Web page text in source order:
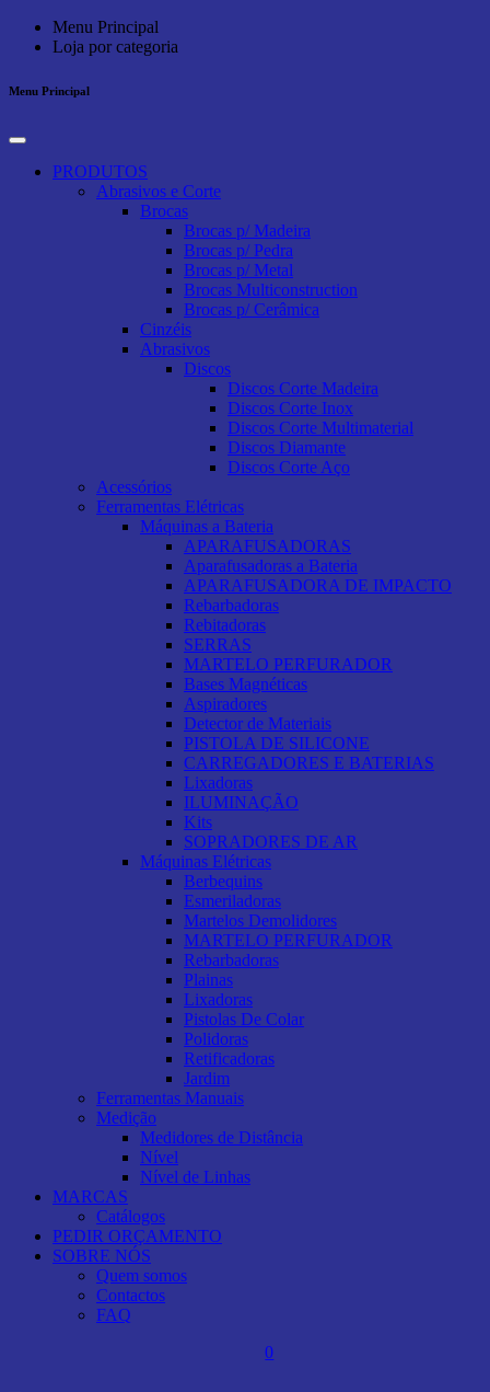
Menu Principal
Loja por categoria
Menu Principal
PRODUTOS
Abrasivos e Corte
Brocas
Brocas p/ Madeira
Brocas p/ Pedra
Brocas p/ Metal
Brocas Multiconstruction
Brocas p/ Cerâmica
Cinzéis
Abrasivos
Discos
Discos Corte Madeira
Discos Corte Inox
Discos Corte Multimaterial
Discos Diamante
Discos Corte Aço
Acessórios
Ferramentas Elétricas
Máquinas a Bateria
APARAFUSADORAS
Aparafusadoras a Bateria
APARAFUSADORA DE IMPACTO
Rebarbadoras
Rebitadoras
SERRAS
MARTELO PERFURADOR
Bases Magnéticas
Aspiradores
Detector de Materiais
PISTOLA DE SILICONE
CARREGADORES E BATERIAS
Lixadoras
ILUMINAÇÃO
Kits
SOPRADORES DE AR
Máquinas Elétricas
Berbequins
Esmeriladoras
Martelos Demolidores
MARTELO PERFURADOR
Rebarbadoras
Plainas
Lixadoras
Pistolas De Colar
Polidoras
Retificadoras
Jardim
Ferramentas Manuais
Medição
Medidores de Distância
Nível
Nível de Linhas
MARCAS
Catálogos
PEDIR ORÇAMENTO
SOBRE NÓS
Quem somos
Contactos
FAQ
0